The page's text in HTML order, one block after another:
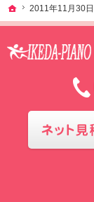
ホーム
2011年11月30日